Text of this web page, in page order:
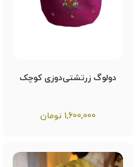
دولوگ زرتشتی‌دوزی کوچک
1,600,000 تومان